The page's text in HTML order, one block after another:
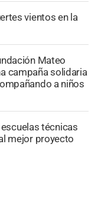
vientos en la
Mateo
campaña solidaria
a niños
técnicas
mejor proyecto